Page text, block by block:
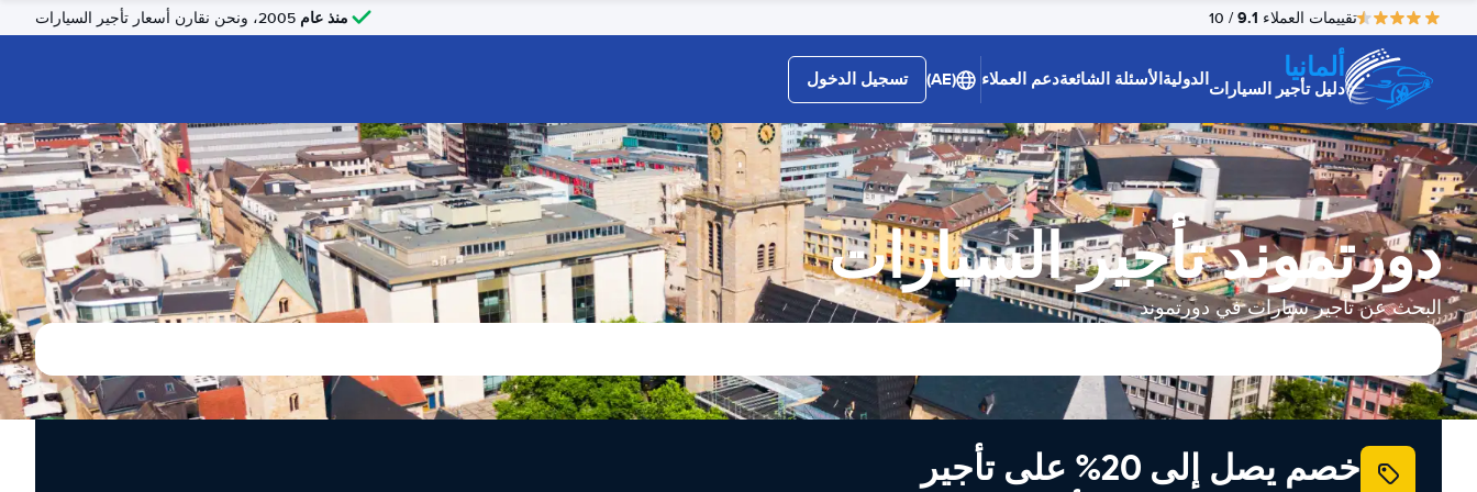
تقييمات العملاء 9.1
/ 10 منذ عام
ألمانيا
دليل تأجير السياراتالدوليةالأسئلة الشائعةدعم العملاء (AE) تسجيل الدخول
دورتموند تأجير السيارات
البحث عن تأجير سيارات في دورتموند
خصم يصل إلى 20% على تأجير